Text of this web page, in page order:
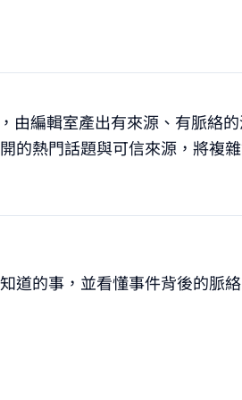
由編輯室產出有來源、有脈絡
的熱門話題與可信來源，將複
道的事，並看懂事件背後的脈絡